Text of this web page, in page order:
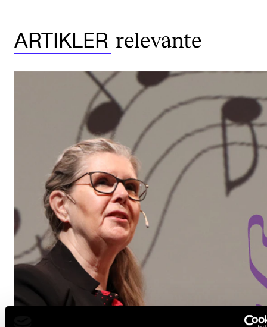
ARTIKLER relevante